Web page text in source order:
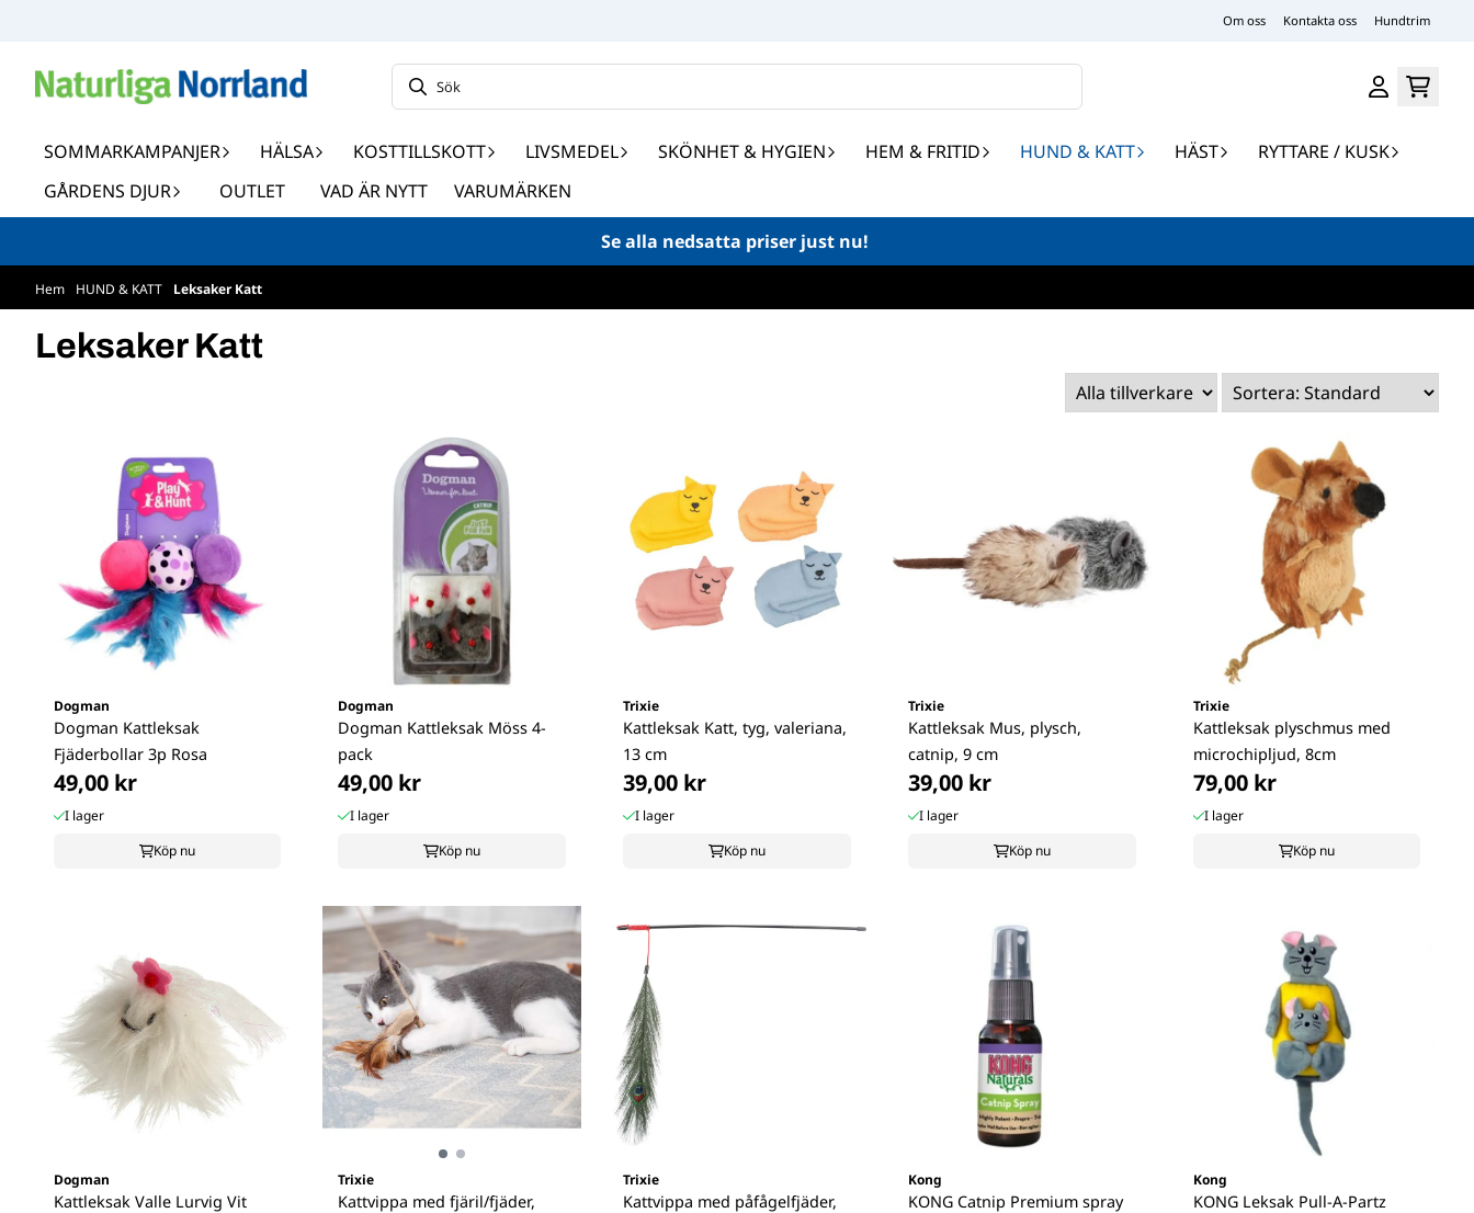
Om oss Kontakta oss Hundtrim
SOMMARKAMPANJER HÄLSA KOSTTILLSKOTT LIVSMEDEL SKÖNHET & HYGIEN HEM & FRITID HUND & KATT HÄST
RYTTARE / KUSK
GÅRDENS DJUR
OUTLET VAD ÄR NYTT VARUMÄRKEN
Se alla nedsatta priser just nu!
Hem HUND & KATT Leksaker Katt
Leksaker Katt
Dogman
Dogman Kattleksak
Fjäderbollar 3p Rosa
49,00 kr
I lager
Köp nu
Dogman
Dogman Kattleksak Möss 4-
pack
49,00 kr
I lager
Köp nu
Trixie
Kattleksak Katt, tyg, valeriana,
13 cm
39,00 kr
I lager
Köp nu
Trixie
Kattleksak Mus, plysch,
catnip, 9 cm
39,00 kr
I lager
Köp nu
Trixie
Kattleksak plyschmus med
microchipljud, 8cm
79,00 kr
I lager
Köp nu
Dogman
Kattleksak Valle Lurvig Vit
Trixie
Kattvippa med fjäril/fjäder,
Trixie
Kattvippa med påfågelfjäder,
Kong
KONG Catnip Premium spray
Kong
KONG Leksak Pull-A-Partz